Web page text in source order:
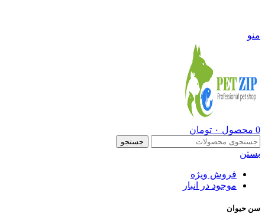
منو
0 محصول ۰ تومان
جستجو
بستن
فروش ویژه
موجود در انبار
سن حیوان